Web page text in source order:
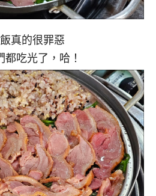
真的很罪惡
都吃光了，哈！